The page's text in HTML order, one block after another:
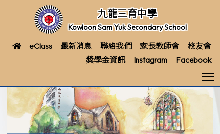
九龍三育中學
Kowloon Sam Yuk Secondary School
eClass 最新消息 聯絡我們 家長教師會
校友會
獎學金資訊
Instagram Facebook